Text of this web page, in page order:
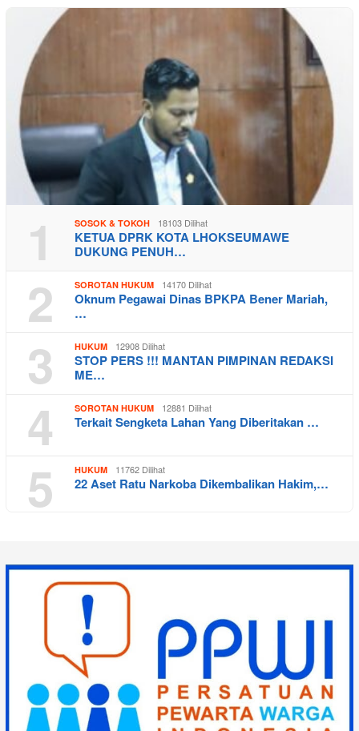
1 SOSOK & TOKOH 18103 Dilihat
KETUA DPRK KOTA LHOKSEUMAWE
DUKUNG PENUH…
2 SOROTAN HUKUM 14170 Dilihat
Oknum Pegawai Dinas BPKPA Bener Mariah,
…
3 HUKUM 12908 Dilihat
STOP PERS !!! MANTAN PIMPINAN REDAKSI
ME…
4 SOROTAN HUKUM 12881 Dilihat
Terkait Sengketa Lahan Yang Diberitakan …
5 HUKUM 11762 Dilihat
22 Aset Ratu Narkoba Dikembalikan Hakim,…